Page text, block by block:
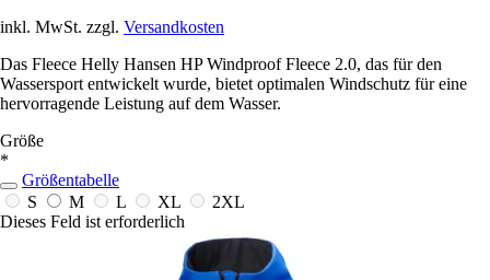
inkl. MwSt. zzgl. Versandkosten
Das Fleece Helly Hansen HP Windproof Fleece 2.0, das für den
Wassersport entwickelt wurde, bietet optimalen Windschutz für eine
hervorragende Leistung auf dem Wasser.
Größe
*
Größentabelle
S
M L XL
2XL
Dieses Feld ist erforderlich